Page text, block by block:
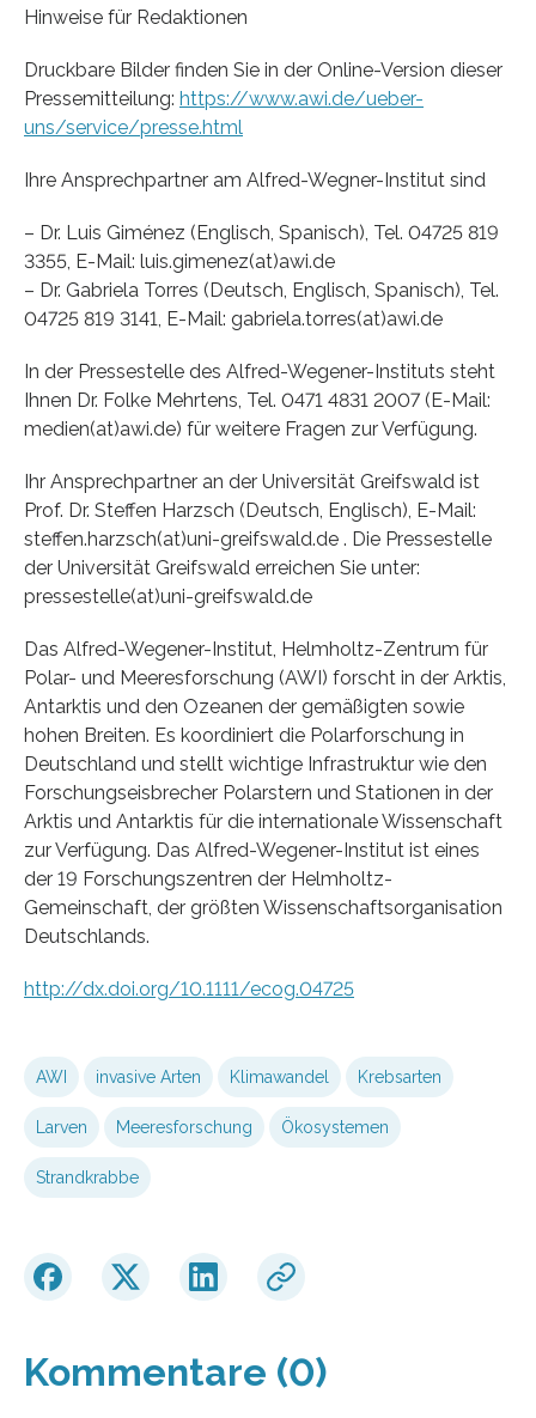
Hinweise für Redaktionen
Druckbare Bilder finden Sie in der Online-Version dieser
Pressemitteilung: https://www.awi.de/ueber-
uns/service/presse.html
Ihre Ansprechpartner am Alfred-Wegner-Institut sind
– Dr. Luis Giménez (Englisch, Spanisch), Tel. 04725 819
3355, E-Mail: luis.gimenez(at)awi.de
– Dr. Gabriela Torres (Deutsch, Englisch, Spanisch), Tel.
04725 819 3141, E-Mail: gabriela.torres(at)awi.de
In der Pressestelle des Alfred-Wegener-Instituts steht
Ihnen Dr. Folke Mehrtens, Tel. 0471 4831 2007 (E-Mail:
medien(at)awi.de) für weitere Fragen zur Verfügung.
Ihr Ansprechpartner an der Universität Greifswald ist
Prof. Dr. Steffen Harzsch (Deutsch, Englisch), E-Mail:
steffen.harzsch(at)uni-greifswald.de . Die Pressestelle
der Universität Greifswald erreichen Sie unter:
pressestelle(at)uni-greifswald.de
Das Alfred-Wegener-Institut, Helmholtz-Zentrum für
Polar- und Meeresforschung (AWI) forscht in der Arktis,
Antarktis und den Ozeanen der gemäßigten sowie
hohen Breiten. Es koordiniert die Polarforschung in
Deutschland und stellt wichtige Infrastruktur wie den
Forschungseisbrecher Polarstern und Stationen in der
Arktis und Antarktis für die internationale Wissenschaft
zur Verfügung. Das Alfred-Wegener-Institut ist eines
der 19 Forschungszentren der Helmholtz-
Gemeinschaft, der größten Wissenschaftsorganisation
Deutschlands.
http://dx.doi.org/10.1111/ecog.04725
AWI invasive Arten Klimawandel Krebsarten
Larven Meeresforschung Ökosystemen
Strandkrabbe
Kommentare (0)